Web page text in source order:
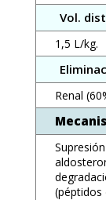
Vol.
1,5 L/kg.
Renal
(péptidos